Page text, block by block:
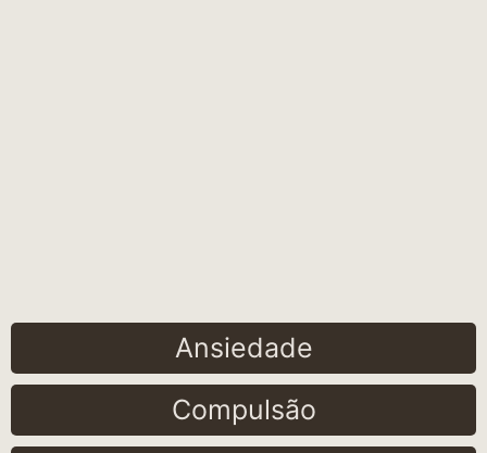
Ansiedade
Compulsão